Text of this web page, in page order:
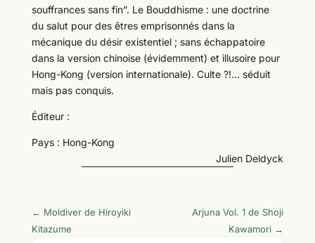
souffrances sans fin”. Le Bouddhisme : une doctrine
du salut pour des êtres emprisonnés dans la
mécanique du désir existentiel ; sans échappatoire
dans la version chinoise (évidemment) et illusoire pour
Hong-Kong (version internationale). Culte ?!… séduit
mais pas conquis.
Éditeur :
Pays : Hong-Kong
Julien Deldyck
← Moldiver de Hiroyiki
Kitazume
Arjuna Vol. 1 de Shoji
Kawamori →